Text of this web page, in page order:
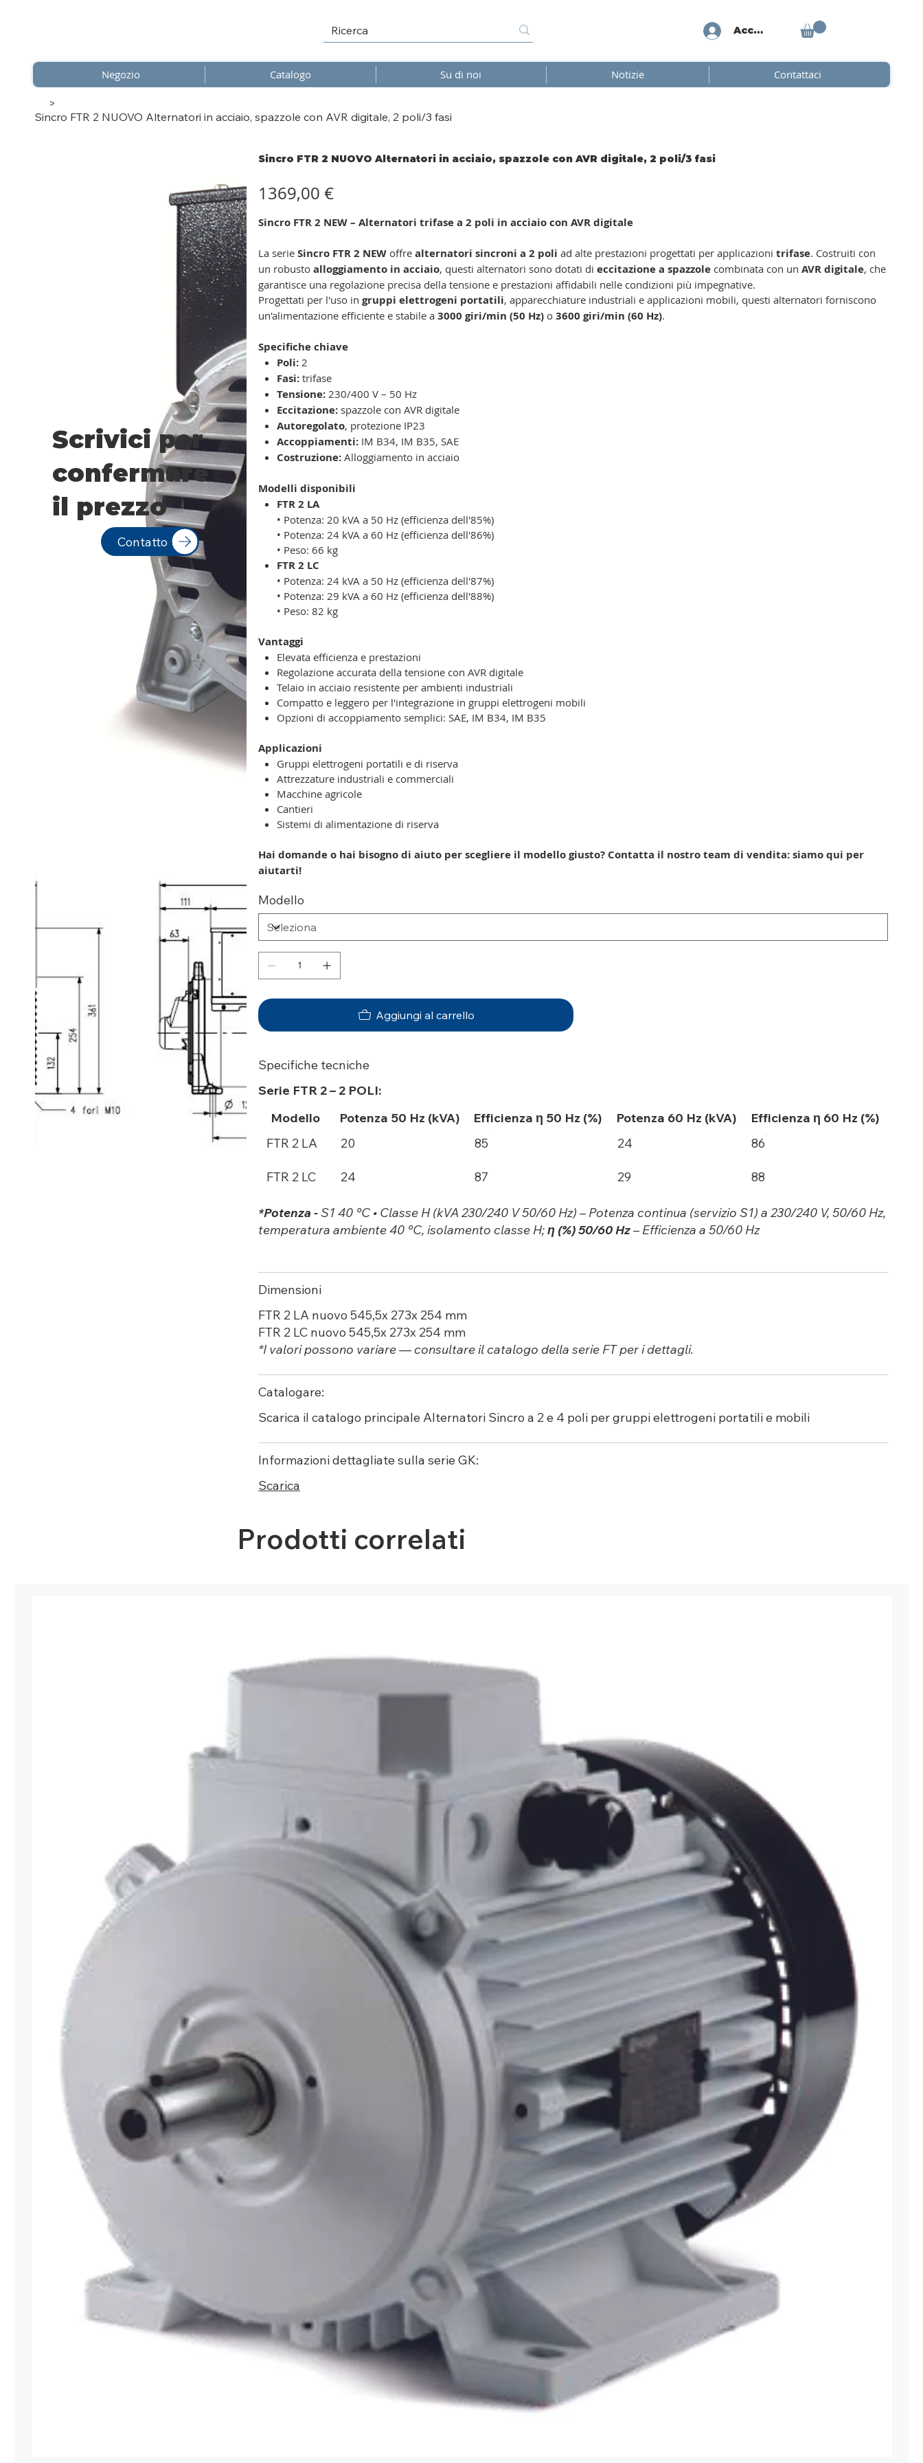
Accedi
Negozio Catalogo Su di noi Notizie Contattaci
>
Sincro FTR 2 NUOVO Alternatori in acciaio, spazzole con AVR digitale, 2 poli/3 fasi
Sincro FTR 2 NUOVO Alternatori in acciaio, spazzole con AVR digitale, 2 poli/3 fasi
1369,00 €
Sincro FTR 2 NEW – Alternatori trifase a 2 poli in acciaio con AVR digitale
La serieSincro FTR 2 NEW offrealternatori sincroni a 2 poli ad alte prestazioni progettati per applicazionitrifase. Costruiti con
un robustoalloggiamento in acciaio, questi alternatori sono dotati dieccitazione a spazzole combinata con unAVR digitale, che
garantisce una regolazione precisa della tensione e prestazioni affidabili nelle condizioni più impegnative.
Progettati per l'uso ingruppi elettrogeni portatili, apparecchiature industriali e applicazioni mobili, questi alternatori forniscono
un'alimentazione efficiente e stabile a3000 giri/min (50 Hz) o3600 giri/min (60 Hz).
Specifiche chiave
Poli: 2
Fasi: trifase
Tensione: 230/400 V – 50 Hz
Eccitazione: spazzole con AVR digitale
Autoregolato, protezione IP23
Accoppiamenti: IM B34, IM B35, SAE
Costruzione: Alloggiamento in acciaio
Modelli disponibili
FTR 2 LA
• Potenza: 20 kVA a 50 Hz (efficienza dell'85%)
• Potenza: 24 kVA a 60 Hz (efficienza dell'86%)
• Peso: 66 kg
FTR 2 LC
• Potenza: 24 kVA a 50 Hz (efficienza dell'87%)
• Potenza: 29 kVA a 60 Hz (efficienza dell'88%)
• Peso: 82 kg
Vantaggi
Elevata efficienza e prestazioni
Regolazione accurata della tensione con AVR digitale
Telaio in acciaio resistente per ambienti industriali
Compatto e leggero per l'integrazione in gruppi elettrogeni mobili
Opzioni di accoppiamento semplici: SAE, IM B34, IM B35
Applicazioni
Gruppi elettrogeni portatili e di riserva
Attrezzature industriali e commerciali
Macchine agricole
Cantieri
Sistemi di alimentazione di riserva
Hai domande o hai bisogno di aiuto per scegliere il modello giusto? Contatta il nostro team di vendita: siamo qui per
aiutarti!
Modello
Aggiungi al carrello
Specifiche tecniche
Serie FTR 2 – 2 POLI:
Modello
Potenza 50 Hz (kVA) Efficienza η 50 Hz (%) Potenza 60 Hz (kVA)
Efficienza η 60 Hz (%)
FTR 2 LA
20 85 24 86
FTR 2 LC 24 87 29 88
*Potenza -S1 40 °C • Classe H (kVA 230/240 V 50/60 Hz) – Potenza continua (servizio S1) a 230/240 V, 50/60 Hz,
temperatura ambiente 40 °C, isolamento classe H;η (%) 50/60 Hz– Efficienza a 50/60 Hz
Dimensioni
FTR 2 LA nuovo 545,5x 273x 254 mm
FTR 2 LC nuovo 545,5x 273x 254 mm
*I valori possono variare — consultare il catalogo della serie FT per i dettagli.
Catalogare:
Scarica il catalogo principale Alternatori Sincro a 2 e 4 poli per gruppi elettrogeni portatili e mobili
Informazioni dettagliate sulla serie GK:
Scarica
Scrivici per
confermare
il prezzo
Contatto
Prodotti correlati